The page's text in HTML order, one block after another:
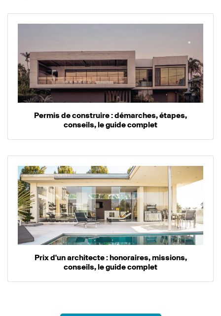
Permis de construire : démarches, étapes,
conseils, le guide complet
Prix d'un architecte : honoraires, missions,
conseils, le guide complet